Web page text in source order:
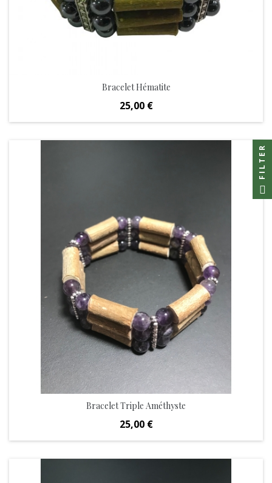
Bracelet Hématite
Prix
25,00 €
Bracelet Triple Améthyste
Prix
25,00 €
FILTER